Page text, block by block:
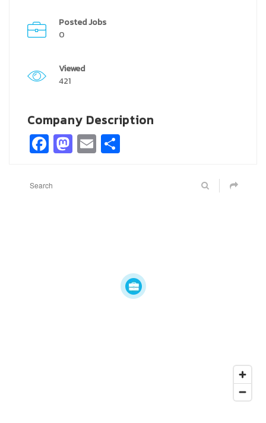
Posted Jobs
0
Viewed
421
Company Description
Facebook
Mastodon
Email